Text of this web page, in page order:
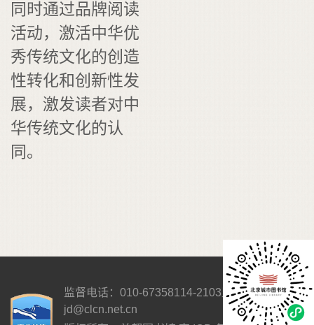
同时通过品牌阅读
活动，激活中华优
秀传统文化的创造
性转化和创新性发
展，激发读者对中
华传统文化的认
同。
监督电话：010-67358114-2103 监督邮箱：
jd@clcn.net.cn